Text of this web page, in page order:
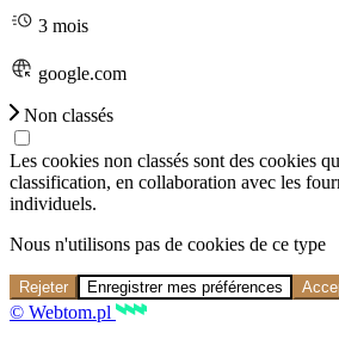
3 mois
google.com
Non classés
Les cookies non classés sont des cookies
classification, en collaboration avec les
individuels.
Nous n'utilisons pas de cookies de ce type
Rejeter Enregistrer mes préférences
© Webtom.pl